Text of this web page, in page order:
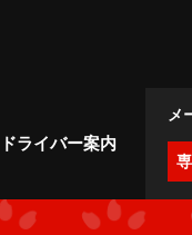
ドライバー案内
メ